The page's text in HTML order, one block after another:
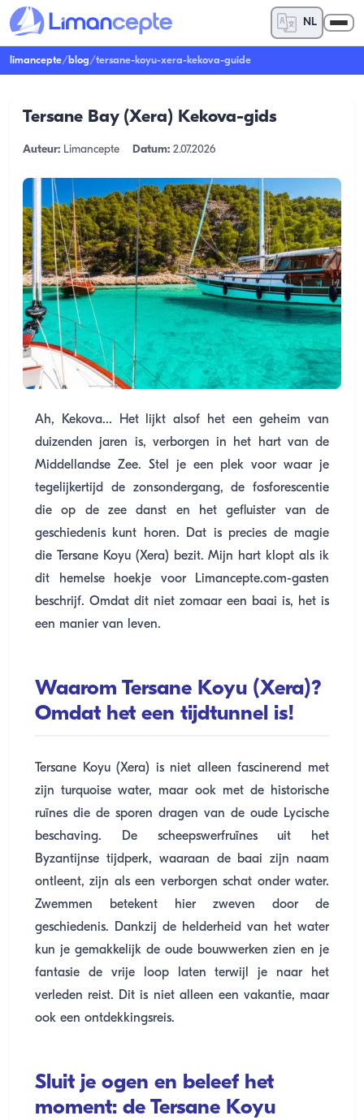
NL
limancepte/blog/tersane-koyu-xera-kekova-guide
Tersane Bay (Xera) Kekova-gids
Auteur: Limancepte Datum: 2.07.2026
Ah, Kekova... Het lijkt alsof het een geheim van
duizenden jaren is, verborgen in het hart van de
Middellandse Zee. Stel je een plek voor waar je
tegelijkertijd de zonsondergang, de fosforescentie
die op de zee danst en het gefluister van de
geschiedenis kunt horen. Dat is precies de magie
die Tersane Koyu (Xera) bezit. Mijn hart klopt als ik
dit hemelse hoekje voor Limancepte.com-gasten
beschrijf. Omdat dit niet zomaar een baai is, het is
een manier van leven.
Waarom Tersane Koyu (Xera)?
Omdat het een tijdtunnel is!
Tersane Koyu (Xera) is niet alleen fascinerend met
zijn turquoise water, maar ook met de historische
ruïnes die de sporen dragen van de oude Lycische
beschaving. De scheepswerfruïnes uit het
Byzantijnse tijdperk, waaraan de baai zijn naam
ontleent, zijn als een verborgen schat onder water.
Zwemmen betekent hier zweven door de
geschiedenis. Dankzij de helderheid van het water
kun je gemakkelijk de oude bouwwerken zien en je
fantasie de vrije loop laten terwijl je naar het
verleden reist. Dit is niet alleen een vakantie, maar
ook een ontdekkingsreis.
Sluit je ogen en beleef het
moment: de Tersane Koyu